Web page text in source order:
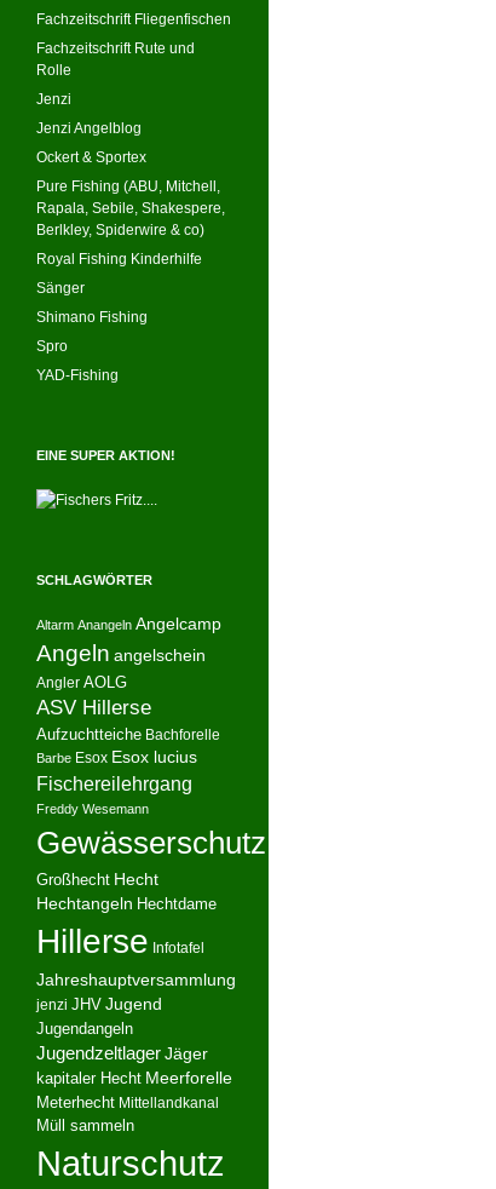
Fachzeitschrift Fliegenfischen
Fachzeitschrift Rute und
Rolle
Jenzi
Jenzi Angelblog
Ockert & Sportex
Pure Fishing (ABU, Mitchell,
Rapala, Sebile, Shakespere,
Berlkley, Spiderwire & co)
Royal Fishing Kinderhilfe
Sänger
Shimano Fishing
Spro
YAD-Fishing
EINE SUPER AKTION!
SCHLAGWÖRTER
Altarm Anangeln Angelcamp
Angeln angelschein
Angler AOLG
ASV Hillerse
Aufzuchtteiche Bachforelle
Barbe Esox Esox lucius
Fischereilehrgang
Freddy Wesemann
Gewässerschutz
Großhecht Hecht
Hechtangeln Hechtdame
Hillerse Infotafel
Jahreshauptversammlung
jenzi JHV Jugend
Jugendangeln
Jugendzeltlager Jäger
kapitaler Hecht Meerforelle
Meterhecht Mittellandkanal
Müll sammeln
Naturschutz